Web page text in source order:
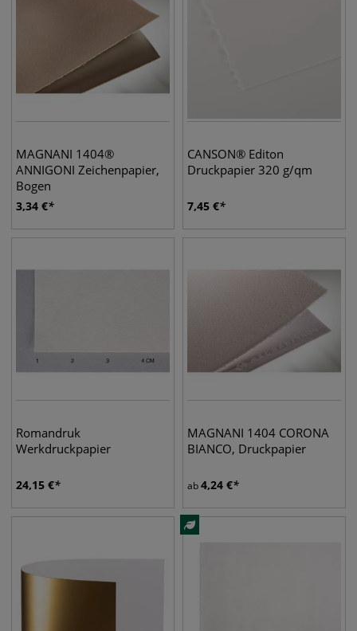
MAGNANI 1404®
ANNIGONI Zeichenpapier,
Bogen
3,34 €
CANSON® Editon
Druckpapier 320 g/qm
7,45 €
Romandruk
Werkdruckpapier
24,15 €
MAGNANI 1404 CORONA
BIANCO, Druckpapier
ab4,24 €